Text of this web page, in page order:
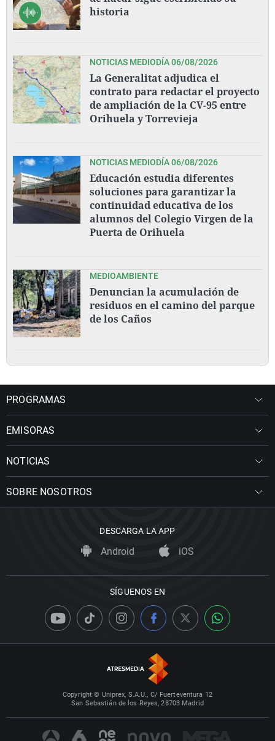
historia
NOTICIAS MEDIODÍA 06/08/2026
La Generalitat adjudica el
contrato para redactar el proyecto
de ampliación de la CV-95 entre
Orihuela y Torrevieja
NOTICIAS MEDIODÍA 06/08/2026
Educación estudia diferentes
soluciones para garantizar la
continuidad educativa de los
alumnos del Colegio Virgen de la
Puerta de Orihuela
MEDIOAMBIENTE
Denuncian la acumulación de
residuos en el camino del parque
de los Caños
PROGRAMAS
EMISORAS
NOTICIAS
SOBRE NOSOTROS
DESCARGA LA APP
Android iOS
SÍGUENOS EN
Copyright © Uniprex, S.A.U., C/ Fuerteventura 12
San Sebastián de los Reyes, 28703 Madrid